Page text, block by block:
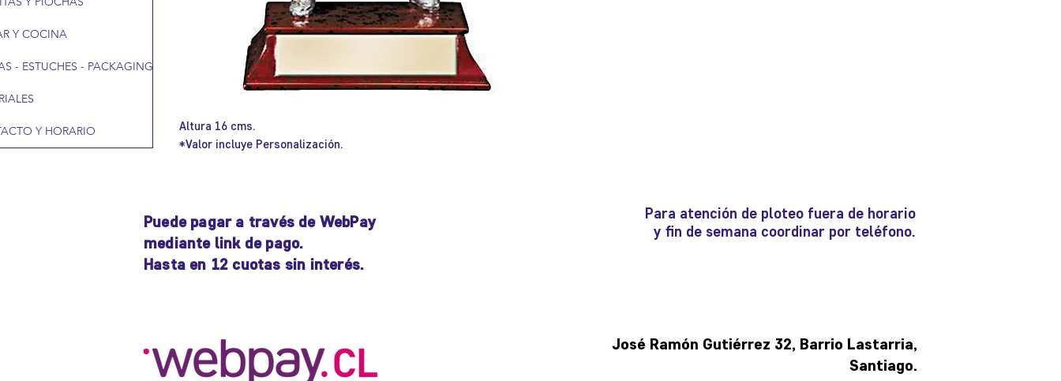
Altura 16 cms.
*Valor incluye Personalización.
Y COCINA
- ESTUCHES - PACKAGING
Y HORARIO
Puede pagar a través de WebPay
mediante link de pago.
Hasta en 12 cuotas sin interés.
Para atención de ploteo fuera de horario
y fin de semana coordinar por teléfono.
José Ramón Gutiérrez 32, Barrio Lastarria,
Santiago.